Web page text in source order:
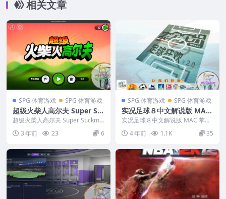
相关文章
SPG 体育游戏 SPG 体育游戏
超级火柴人高尔夫 Super Sti
ckman Golf 3 苹果 MAC电
脑游戏 原生中文版
超级火柴人高尔夫 Super Stickma
3 年前 23 6
SPG 体育游戏 SPG 体育游戏
实况足球８中文解说版 MAC
苹果电脑游戏 简体中文版 支
援10.13 10.14 10.15 11 12
适用于APPLE CPU
实况足球８中文解说版 MAC 苹果
电脑游戏 简体中文版 支援10.13 1
0.1...4 年前 1.1K 35